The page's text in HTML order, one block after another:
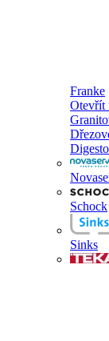
Franke
Otevřít
Schock
Sinks